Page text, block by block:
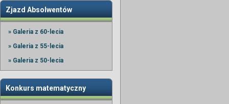
Zjazd Absolwentów
» Galeria z 60-lecia
» Galeria z 55-lecia
» Galeria z 50-lecia
Konkurs matematyczny